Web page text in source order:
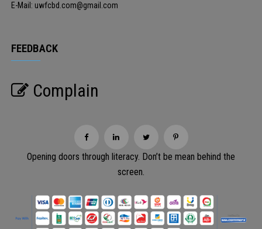
E-Mail: uwfcbd.com@gmail.com
FEEDBACK
Complain
Opening doors through literacy. Don’t be mean behind the
screen.